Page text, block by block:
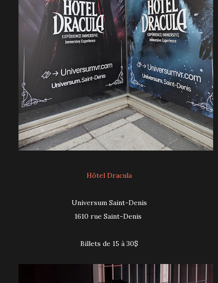
Hôtel Dracula
Universum Saint-Denis
1610 rue Saint-Denis
Billets de 15 à 30$